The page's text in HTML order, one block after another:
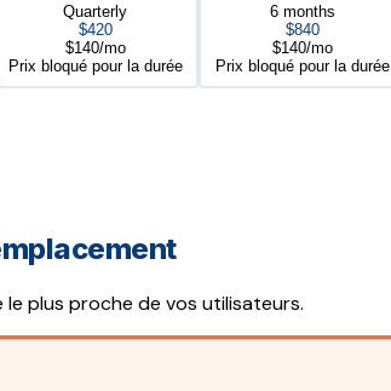
Quarterly
$420
$140/mo
Prix bloqué pour la durée
6 months
$840
$140/mo
Prix bloqué pour la durée
plus proche de vos utilisateurs.